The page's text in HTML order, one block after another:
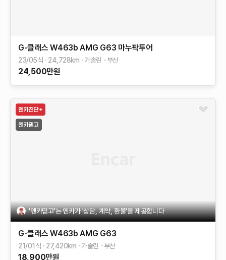
G-클래스 W463b AMG G63 마누팍투어
23/05식 24,728km 가솔린 부산
24,500만원
'엔카믿고'는 엔카가 '상담, 계약, 환불'을 제공합니다
G-클래스 W463b AMG G63
21/01식 27,420km 가솔린 부산
18,900만원